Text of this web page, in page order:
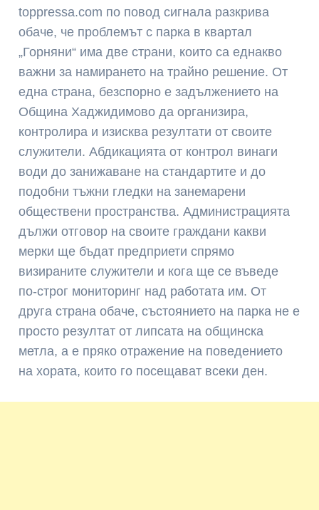
toppressa.com по повод сигнала разкрива
обаче, че проблемът с парка в квартал
„Горняни“ има две страни, които са еднакво
важни за намирането на трайно решение. От
една страна, безспорно е задължението на
Община Хаджидимово да организира,
контролира и изисква резултати от своите
служители. Абдикацията от контрол винаги
води до занижаване на стандартите и до
подобни тъжни гледки на занемарени
обществени пространства. Администрацията
дължи отговор на своите граждани какви
мерки ще бъдат предприети спрямо
визираните служители и кога ще се въведе
по-строг мониторинг над работата им. От
друга страна обаче, състоянието на парка не е
просто резултат от липсата на общинска
метла, а е пряко отражение на поведението
на хората, които го посещават всеки ден.